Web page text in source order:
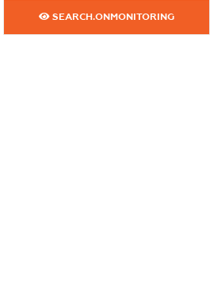
SEARCH.ONMONITORING